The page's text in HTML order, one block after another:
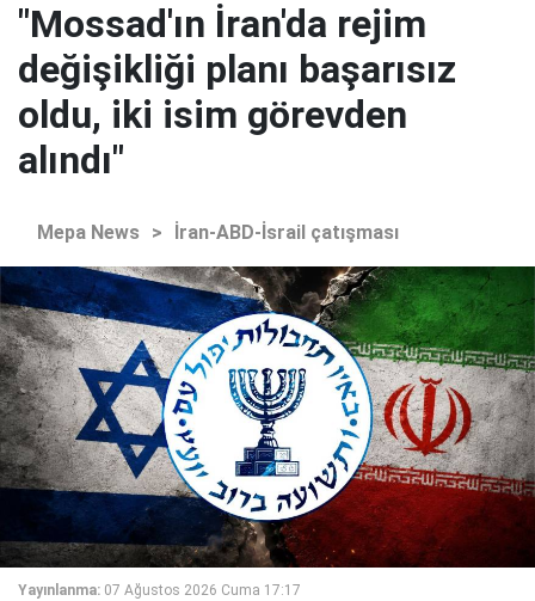
"Mossad'ın İran'da rejim
değişikliği planı başarısız
oldu, iki isim görevden
alındı"
Mepa News > İran-ABD-İsrail çatışması
Yayınlanma: 07 Ağustos 2026 Cuma 17:17